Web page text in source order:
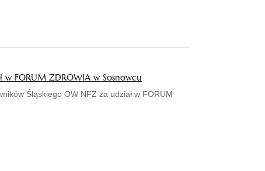
w FORUM ZDROWIA w Sosnowcu
Śląskiego OW NFZ za udział w FORUM